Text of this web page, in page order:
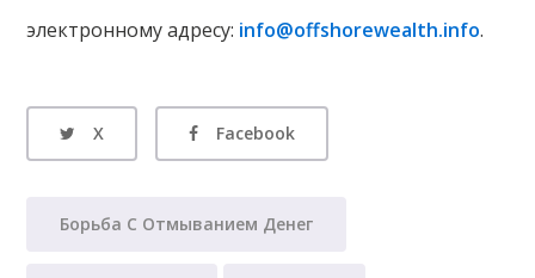
электронному адресу: info@offshorewealth.info.
X Facebook
Борьба С Отмыванием Денег